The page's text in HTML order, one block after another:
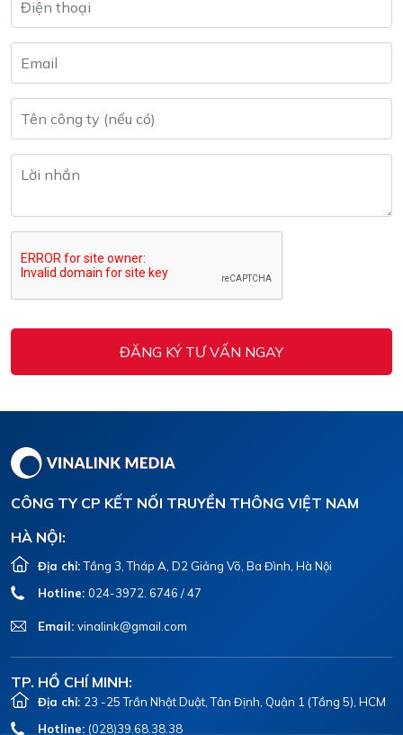
ĐĂNG KÝ TƯ VẤN NGAY
CÔNG TY CP KẾT NỐI TRUYỀN THÔNG VIỆT NAM
HÀ NỘI:
Địa chỉ:Tầng 3, Tháp A, D2 Giảng Võ, Ba Đình, Hà Nội
Hotline: 024-3972. 6746 / 47
Email: vinalink@gmail.com
TP. HỒ CHÍ MINH:
Địa chỉ: 23 -25 Trần Nhật Duật, Tân Định, Quận 1 (Tầng 5), HCM
Hotline: (028)39.68.38.38